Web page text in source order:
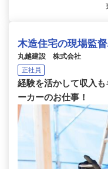
木造住宅の現場監
丸越建設 株式会社
正社員
経験を活かして収入
ーカーのお仕事！